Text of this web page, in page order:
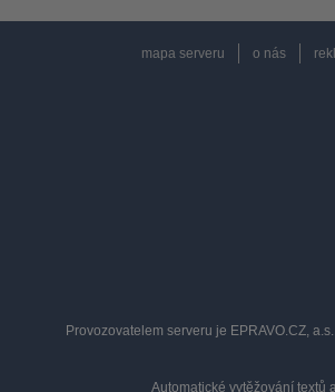
mapa serveru o nás
Provozovatelem serveru je EPRAVO.CZ,
Automatické vytěžování textů